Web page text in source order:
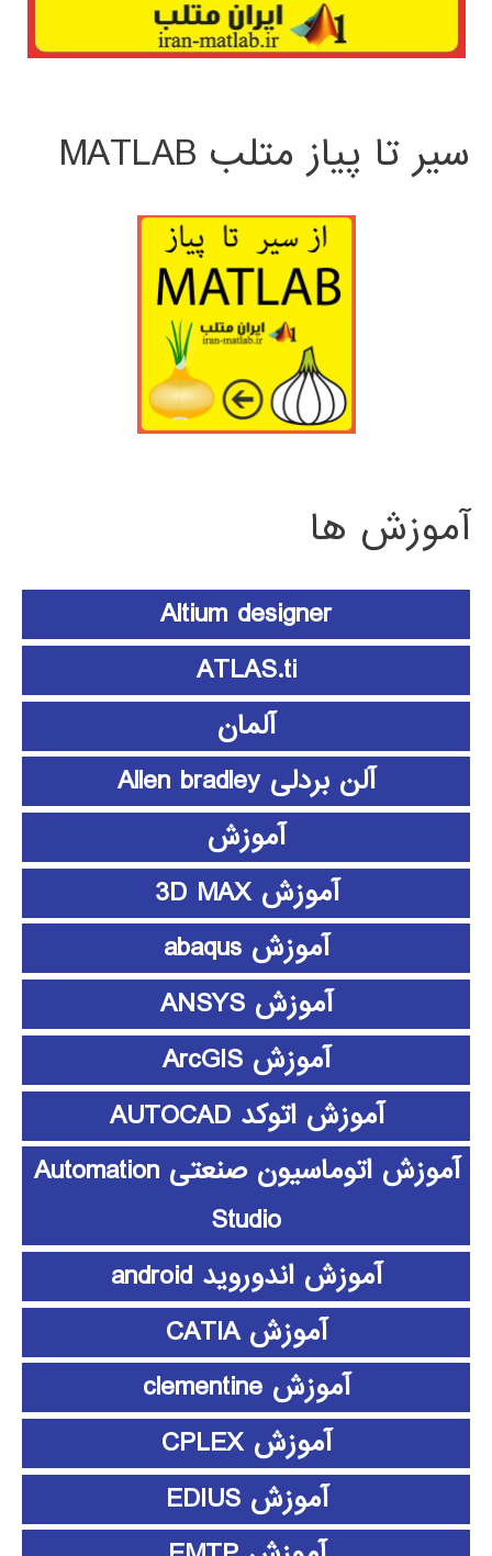
سیر تا پیاز متلب MATLAB
آموزش ها
Altium designer
ATLAS.ti
آلمان
آلن بردلی Allen bradley
آموزش
آموزش 3D MAX
آموزش abaqus
آموزش ANSYS
آموزش ArcGIS
آموزش اتوکد AUTOCAD
آموزش اتوماسیون صنعتی Automation
Studio
آموزش اندوروید android
آموزش CATIA
آموزش clementine
آموزش CPLEX
آموزش EDIUS